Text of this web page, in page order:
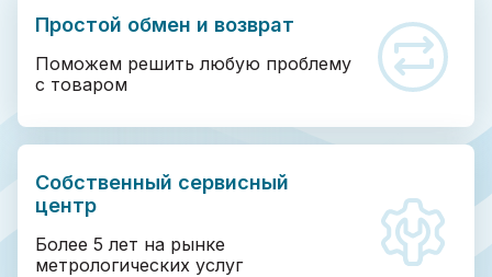
Простой обмен и возврат
Поможем решить любую проблему
с товаром
Собственный сервисный
центр
Более 5 лет на рынке
метрологических услуг